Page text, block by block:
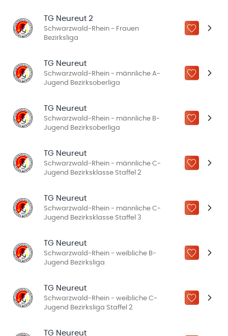
TG Neureut 2
Schwarzwald-Rhein - Frauen
Bezirksliga
ZU „MEINE
TG Neureut
Schwarzwald-Rhein - männliche A-
Jugend Bezirksoberliga
ZU „MEINE
TG Neureut
Schwarzwald-Rhein - männliche B-
Jugend Bezirksoberliga
ZU „MEINE
TG Neureut
Schwarzwald-Rhein - männliche C-
Jugend Bezirksklasse Staffel 2
ZU „MEINE
TG Neureut
Schwarzwald-Rhein - männliche C-
Jugend Bezirksklasse Staffel 3
ZU „MEINE
TG Neureut
Schwarzwald-Rhein - weibliche B-
Jugend Bezirksliga
ZU „MEINE
TG Neureut
Schwarzwald-Rhein - weibliche C-
Jugend Bezirksliga Staffel 2
ZU „MEINE
TG Neureut